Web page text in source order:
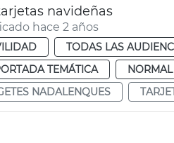
navideñas
hace 2 años
TODAS LAS
TEMÁTICA
NORMAL
NADALENQUES